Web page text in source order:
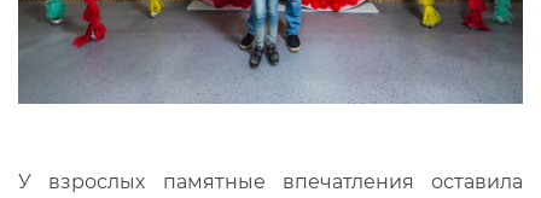
У взрослых памятные впечатления оставила